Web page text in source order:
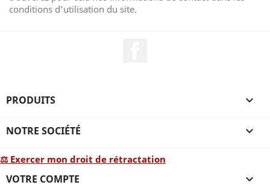
conditions d'utilisation du site.
PRODUITS 
NOTRE SOCIÉTÉ 
⚖ Exercer mon droit de rétractation
VOTRE COMPTE 